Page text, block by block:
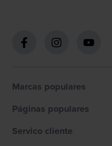
Marcas populares
Páginas populares
Servico cliente